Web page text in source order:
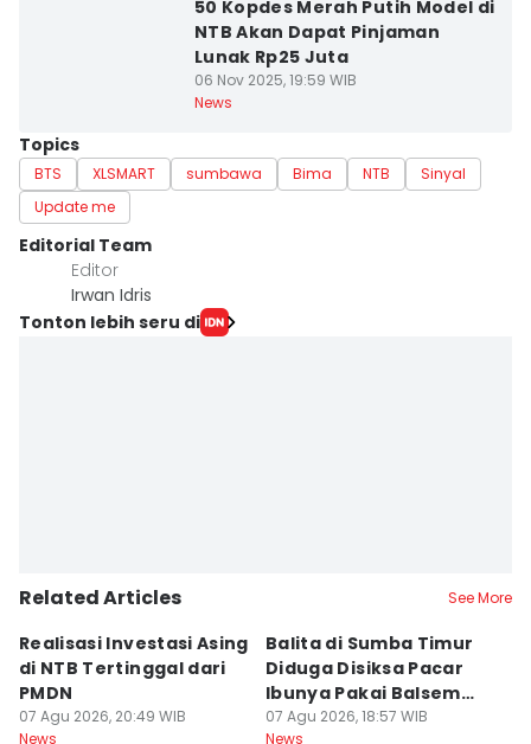
50 Kopdes Merah Putih Model di
NTB Akan Dapat Pinjaman
Lunak Rp25 Juta
06 Nov 2025, 19:59 WIB
News
Topics
BTS XLSMART sumbawa Bima NTB
Sinyal
Update me
Editorial Team
Editor
Irwan Idris
Tonton lebih seru di
Related Articles See More
Realisasi Investasi Asing
di NTB Tertinggal dari
PMDN
07 Agu 2026, 20:49 WIB
News
Balita di Sumba Timur
Diduga Disiksa Pacar
Ibunya Pakai Balsem
dan Cabai
07 Agu 2026, 18:57 WIB
News